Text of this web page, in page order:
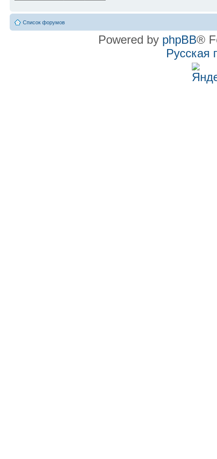
Список форумов
Powered by phpBB®
Русская